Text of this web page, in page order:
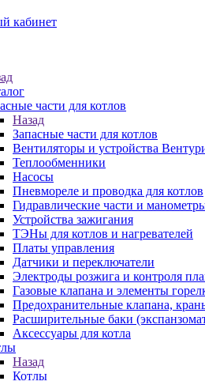
кабинет
части для котлов
Назад
Запасные части для котлов
Вентиляторы и устройства
Теплообменники
Насосы
Пневмореле и проводка для котлов
Гидравлические части и
Устройства зажигания
ТЭНы для котлов и нагревателей
Платы управления
Датчики и переключатели
Электроды розжига и контроля
Газовые клапана и элементы
Предохранительные клапана,
Расширительные баки
Аксессуары для котла
Назад
Котлы